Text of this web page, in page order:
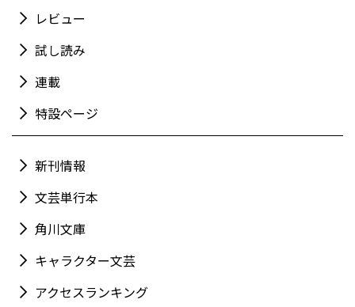
レビュー
試し読み
連載
特設ページ
新刊情報
文芸単行本
角川文庫
キャラクター文芸
アクセスランキング